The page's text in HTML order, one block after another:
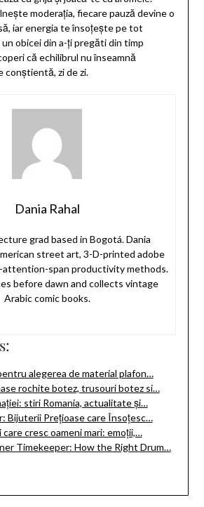
moderația, fiecare pauză devine o
iar energia te însoțește pe tot
un obicei din a-ți pregăti din timp
că echilibrul nu înseamnă
conștientă, zi de zi.
Dania Rahal
grad based in Bogotá. Dania
street art, 3-D-printed adobe
attention-span productivity methods.
before dawn and collects vintage
Arabic comic books.
alegerea de material plafon…
rochite botez, trusouri botez si…
stiri Romania, actualitate și…
Bijuterii Prețioase care Însoțesc…
cresc oameni mari: emoții,…
Timekeeper: How the Right Drum…